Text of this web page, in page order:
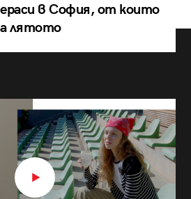
в София, от които
лятото